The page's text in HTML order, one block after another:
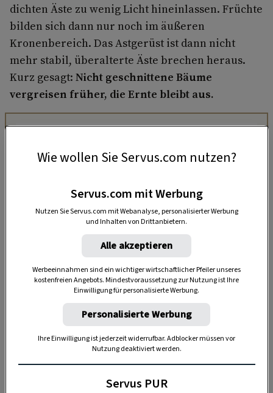
dichten Äste zu wenig Licht hineinlassen. Früchte
bilden sich dann nur noch im äußeren
Kronenbereich. Das Astgerüst ist dann nicht
mehr stabil, überalterte Äste brechen heraus.
Kurz gesagt: Nicht geschnittene Bäume
vergreisen früher, die Ernte bleibt aus.
„Servus Garten“ auf WhatsApp
Nutzen Sie WhatsApp auf Ihrem Handy und lieben es, auf
dem Balkon, der Terrasse oder im Garten zu werkeln? In
unserem kostenlosen WhatsApp-Kanal finden Sie täglich
Tipps und Tricks für Garten, Terrasse, Balkon- und
Zimmerpflanzen.
Wie wollen Sie Servus.com nutzen?
Servus.com mit Werbung
Nutzen Sie Servus.com mit Webanalyse, personalisierter Werbung
und Inhalten von Drittanbietern.
Alle akzeptieren
Werbeeinnahmen sind ein wichtiger wirtschaftlicher Pfeiler unseres
kostenfreien Angebots. Mindestvoraussetzung zur Nutzung ist Ihre
Einwilligung für personalisierte Werbung.
Personalisierte Werbung
Ihre Einwilligung ist jederzeit widerrufbar. Adblocker müssen vor
Nutzung deaktiviert werden.
Servus PUR